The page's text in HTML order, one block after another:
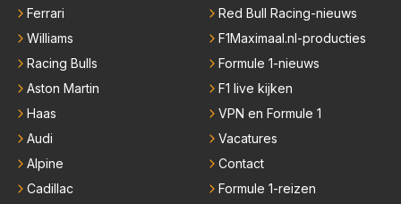
Ferrari
Williams
Racing Bulls
Aston Martin
Haas
Audi
Alpine
Cadillac
Red Bull Racing-nieuws
F1Maximaal.nl-producties
Formule 1-nieuws
F1 live kijken
VPN en Formule 1
Vacatures
Contact
Formule 1-reizen